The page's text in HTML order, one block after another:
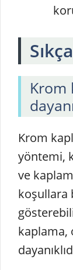
Krom
Krom
yöntemi,
ve
koşullara
kaplama,